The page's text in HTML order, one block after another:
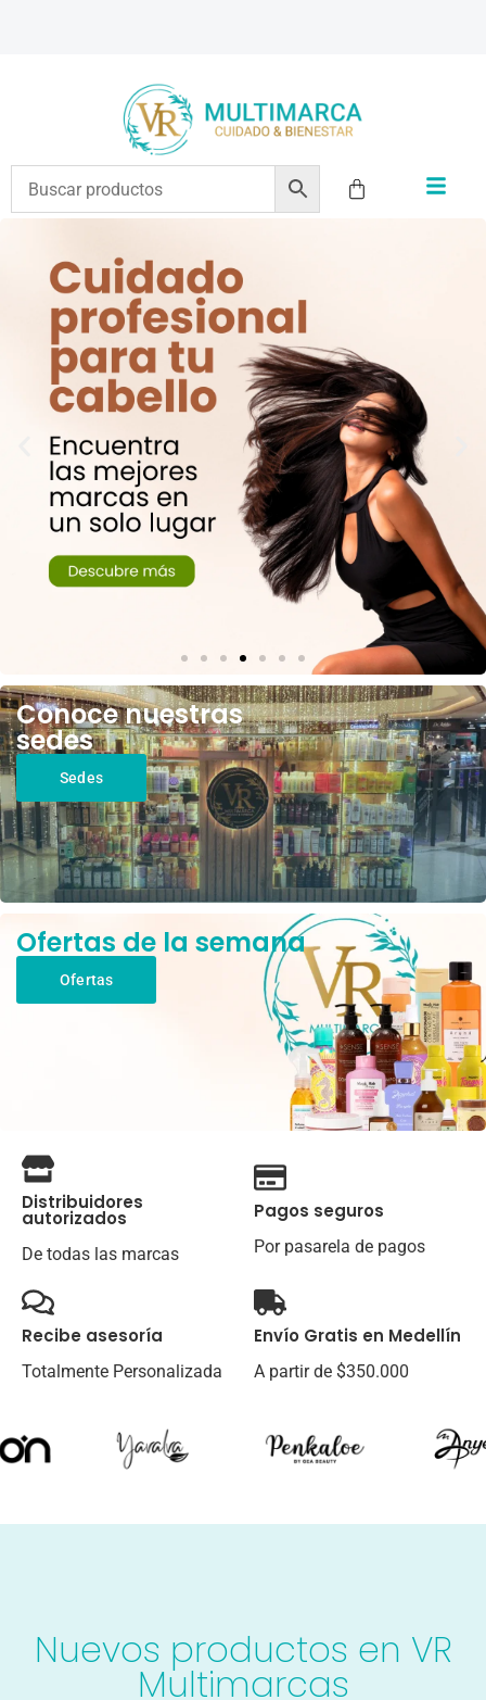
Conoce nuestras
sedes
Sedes
Ofertas de la semana
Ofertas
Distribuidores
autorizados
De todas las marcas
Pagos seguros
Por pasarela de pagos
Recibe asesoría
Totalmente Personalizada
Envío Gratis en Medellín
A partir de $350.000
Nuevos productos en VR
Multimarcas